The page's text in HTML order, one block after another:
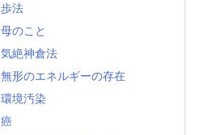
歩法
母のこと
気絶神倉法
無形のエネルギーの存在
環境汚染
癌